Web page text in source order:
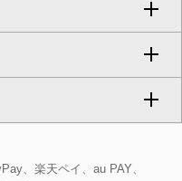
、楽天ペイ、au PAY、